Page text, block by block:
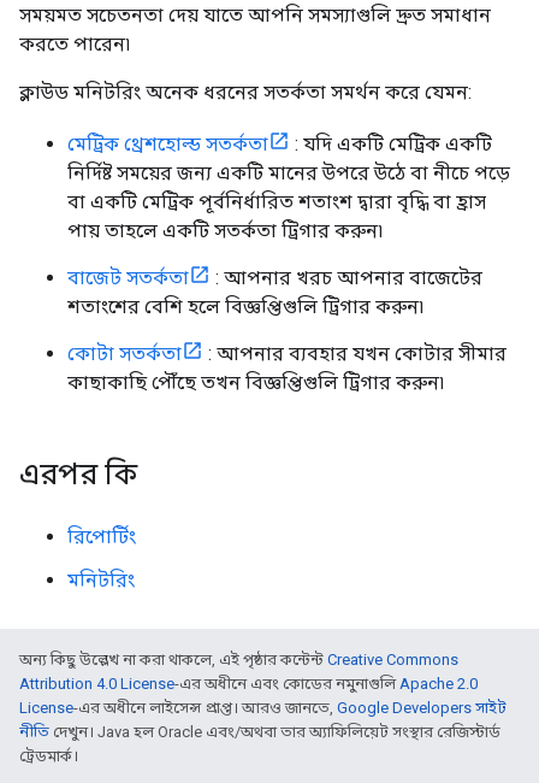
সময়মত সচেতনতা দেয় যাতে আপনি সমস্যাগুলি দ্রুত সমাধান
করতে পারেন৷
ক্লাউড মনিটরিং অনেক ধরনের সতর্কতা সমর্থন করে যেমন:
মেট্রিক থ্রেশহোল্ড সতর্কতা
: যদি একটি মেট্রিক একটি
নির্দিষ্ট সময়ের জন্য একটি মানের উপরে উঠে বা নীচে পড়ে
বা একটি মেট্রিক পূর্বনির্ধারিত শতাংশ দ্বারা বৃদ্ধি বা হ্রাস
পায় তাহলে একটি সতর্কতা ট্রিগার করুন৷
বাজেট সতর্কতা
: আপনার খরচ আপনার বাজেটের
শতাংশের বেশি হলে বিজ্ঞপ্তিগুলি ট্রিগার করুন৷
কোটা সতর্কতা
: আপনার ব্যবহার যখন কোটার সীমার
কাছাকাছি পৌঁছে তখন বিজ্ঞপ্তিগুলি ট্রিগার করুন৷
এরপর কি
রিপোর্টিং
মনিটরিং
অন্য কিছু উল্লেখ না করা থাকলে, এই পৃষ্ঠার কন্টেন্ট Creative Commons
Attribution 4.0 License-এর অধীনে এবং কোডের নমুনাগুলিApache 2.0
License-এর অধীনে লাইসেন্স প্রাপ্ত। আরও জানতে, Google Developers সাইট
নীতি দেখুন। Java হল Oracle এবং/অথবা তার অ্যাফিলিয়েট সংস্থার রেজিস্টার্ড
ট্রেডমার্ক।